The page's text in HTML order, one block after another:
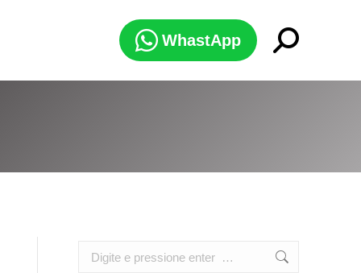
WhastApp Search:
Search: